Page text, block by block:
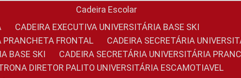
Cadeira Escolar
CADEIRA EXECUTIVA UNIVERSITÁRIA BASE SKI
PRANCHETA FRONTAL
CADEIRA SECRETÁRIA
BASE SKI
CADEIRA SECRETÁRIA UNIVERSITÁRIA
DIRETOR PALITO UNIVERSITÁRIA ESCAMOTIAVEL